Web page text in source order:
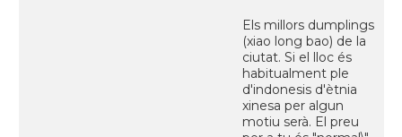
Els millors dumplings
(xiao long bao) de la
ciutat. Si el lloc és
habitualment ple
d'indonesis d'ètnia
xinesa per algun
motiu serà. El preu